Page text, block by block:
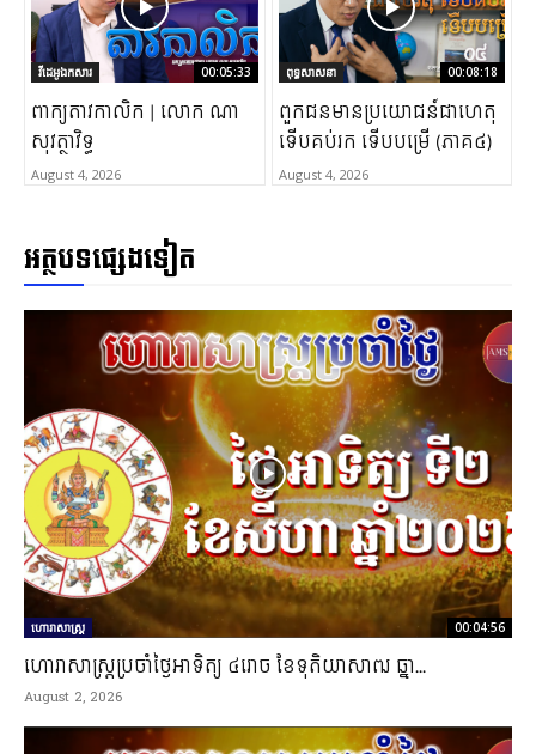
វីដេអូឯកសារ 00:05:33
ពាក្យតាវកាលិក | លោក ណា
សុវត្ថាវិទ្ធ
August 4, 2026
ពុទ្ធសាសនា 00:08:18
ពួកជនមានប្រយោជន៍ជាហេតុ
ទើបគប់រក ទើបបម្រើ (ភាគ៤)
August 4, 2026
អត្ថបទផ្សេងទៀត
ហោរាសាស្ត្រ 00:04:56
ហោរាសាស្រ្តប្រចាំថ្ងៃអាទិត្យ ៤រោច ខែទុតិយាសាឍ ឆ្នា...
August 2, 2026